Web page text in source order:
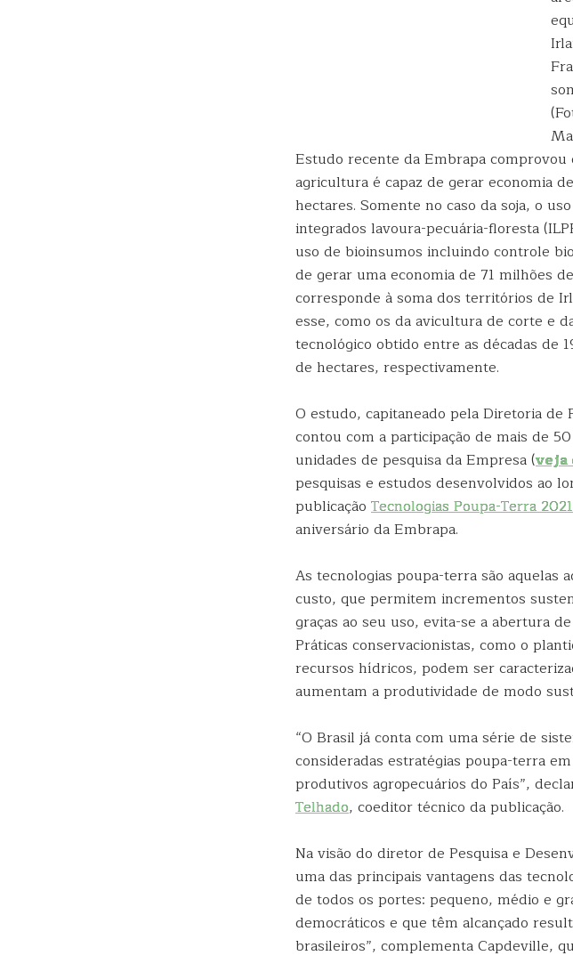
Estudo recente da Embrapa
agricultura é capaz de gerar economia
hectares. Somente no caso da soja, o
integrados lavoura-pecuária-floresta
uso de bioinsumos incluindo controle
de gerar uma economia de 71 milhões
corresponde à soma dos territórios de
esse, como os da avicultura de corte e
tecnológico obtido entre as décadas de
de hectares, respectivamente.
O estudo, capitaneado pela Diretoria de
contou com a participação de mais de
unidades de pesquisa da Empresa (veja
pesquisas e estudos desenvolvidos ao
publicação Tecnologias Poupa-Terra 2021
aniversário da Embrapa.
As tecnologias poupa-terra são aquelas
custo, que permitem incrementos
graças ao seu uso, evita-se a abertura
Práticas conservacionistas, como o
recursos hídricos, podem ser
aumentam a produtividade de modo
“O Brasil já conta com uma série de
consideradas estratégias poupa-terra
produtivos agropecuários do País”,
Telhado, coeditor técnico da publicação.
Na visão do diretor de Pesquisa e
uma das principais vantagens das
de todos os portes: pequeno, médio e
democráticos e que têm alcançado
brasileiros”, complementa Capdeville,